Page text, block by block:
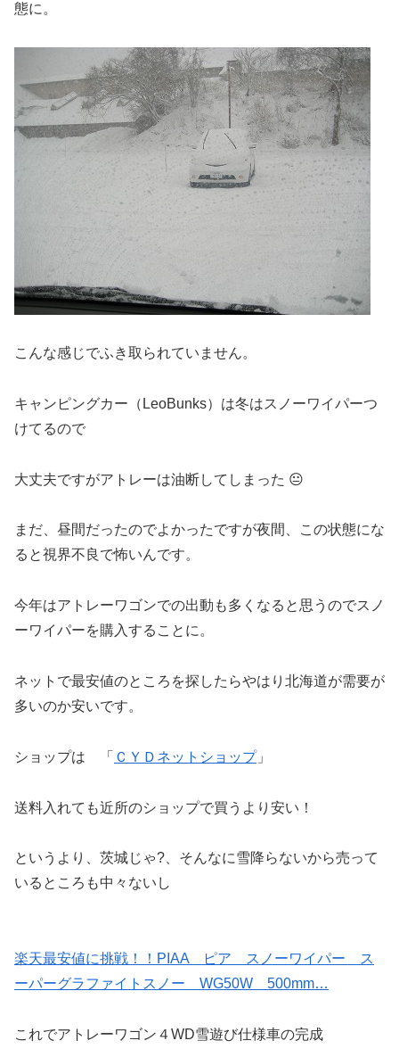
態に。
こんな感じでふき取られていません。
キャンピングカー（LeoBunks）は冬はスノーワイパーつ
けてるので
大丈夫ですがアトレーは油断してしまった 😐
まだ、昼間だったのでよかったですが夜間、この状態にな
ると視界不良で怖いんです。
今年はアトレーワゴンでの出動も多くなると思うのでスノ
ーワイパーを購入することに。
ネットで最安値のところを探したらやはり北海道が需要が
多いのか安いです。
ショップは 「 ＣＹＤネットショップ」
送料入れても近所のショップで買うより安い！
というより、茨城じゃ?、そんなに雪降らないから売って
いるところも中々ないし
楽天最安値に挑戦！！PIAA ピア スノーワイパー ス
ーパーグラファイトスノー WG50W 500mm…
これでアトレーワゴン４WD雪遊び仕様車の完成